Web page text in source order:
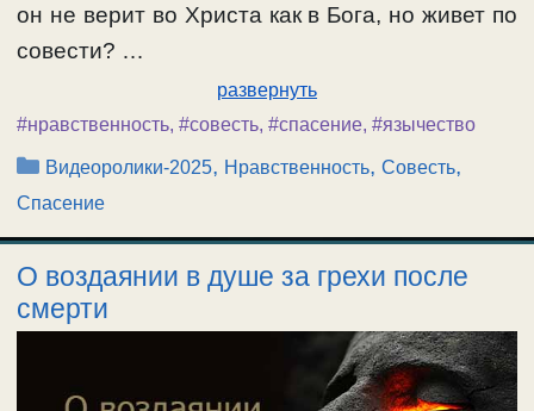
он не верит во Христа как в Бога, но живет по
совести? …
развернуть
#нравственность, #совесть, #спасение, #язычество
Рубрики
Видеоролики-2025, Нравственность,Совесть,
Спасение
О воздаянии в душе за грехи после
смерти